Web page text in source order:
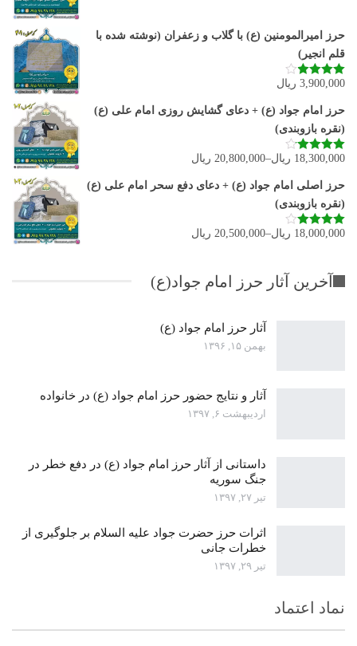
حرز امیرالمومنین (ع) با گلاب و زعفران (نوشته شده با
قلم انجیر)
نمره3.92
3,900,000 ریال
حرز امام جواد (ع) + دعای گشایش روزی امام علی (ع)
(نقره بازوبندی)
نمره4.11
18,300,000 ریال–
20,800,000 ریال
حرز اصلی امام جواد (ع) + دعای دفع سحر امام علی (ع)
(نقره بازوبندی)
نمره4.00
18,000,000 ریال–
20,500,000 ریال
آخرین آثار حرز امام جواد(ع)
آثار حرز امام جواد (ع)
بهمن ۱۵, ۱۳۹۶
آثار و نتایج حضور حرز امام جواد (ع) در خانواده
اردیبهشت ۶, ۱۳۹۷
داستانی از آثار حرز امام جواد (ع) در دفع خطر در
جنگ سوریه
تیر ۲۷, ۱۳۹۷
اثرات حرز حضرت جواد علیه السلام بر جلوگیری از
خطرات جانی
تیر ۲۹, ۱۳۹۷
نماد اعتماد